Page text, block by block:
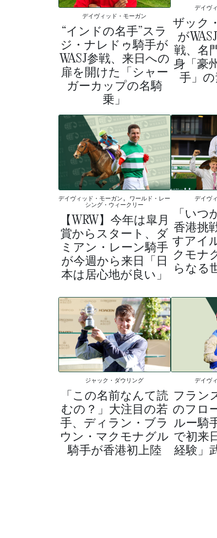
デイヴィッド・モーガン
“インドの名手”スラ
ジ・ナレドゥ騎手が
WASJ参戦、来日への
扉を開けた「シャー
ガーカップの名騎
乗」
デイヴ
ザック
が
戦、名
身「豪
手」
デイヴィッド・モーガン, ワールド・レー
シング・ウィークリー
【WRW】今年は皐月
賞からスタート、ダ
ミアン・レーン騎手
が今週から来日「日
本は居心地が良い」
デイヴ
「いつ
香港挑
すアイ
クモナ
らなる
ジャック・ダウリング
「この名前なんて読
むの？」大注目の若
手、ディラン・ブラ
ウン・マクモナグル
騎手が香港初上陸
デイヴ
フラン
のフロ
ルー騎
で初来
経験」